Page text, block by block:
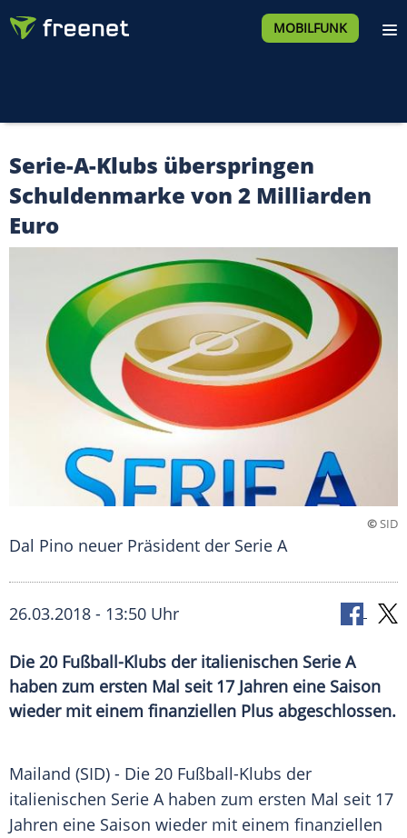
MOBILFUNK
Serie-A-Klubs überspringen
Schuldenmarke von 2 Milliarden
Euro
©SID
Dal Pino neuer Präsident der Serie A
26.03.2018 - 13:50 Uhr
Die 20 Fußball-Klubs der italienischen Serie A
haben zum ersten Mal seit 17 Jahren eine Saison
wieder mit einem finanziellen Plus abgeschlossen.
Mailand (SID) - Die 20 Fußball-Klubs der
italienischen Serie A haben zum ersten Mal seit 17
Jahren eine Saison wieder mit einem finanziellen